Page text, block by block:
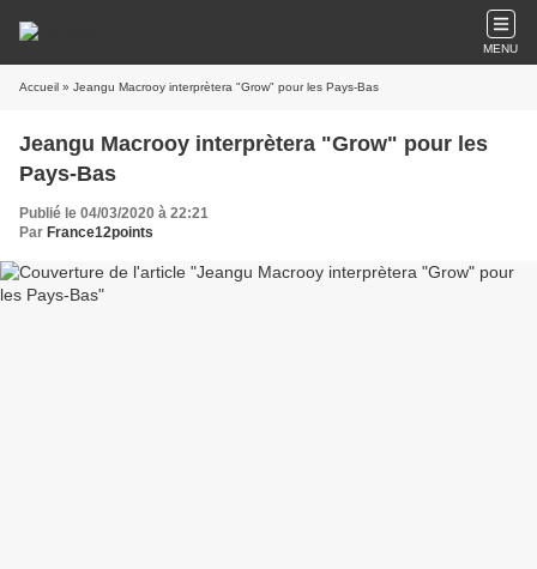
MENU
Accueil » Jeangu Macrooy interprètera "Grow" pour les Pays-Bas
Jeangu Macrooy interprètera "Grow" pour les
Pays-Bas
Publié le 04/03/2020 à 22:21
Par France12points